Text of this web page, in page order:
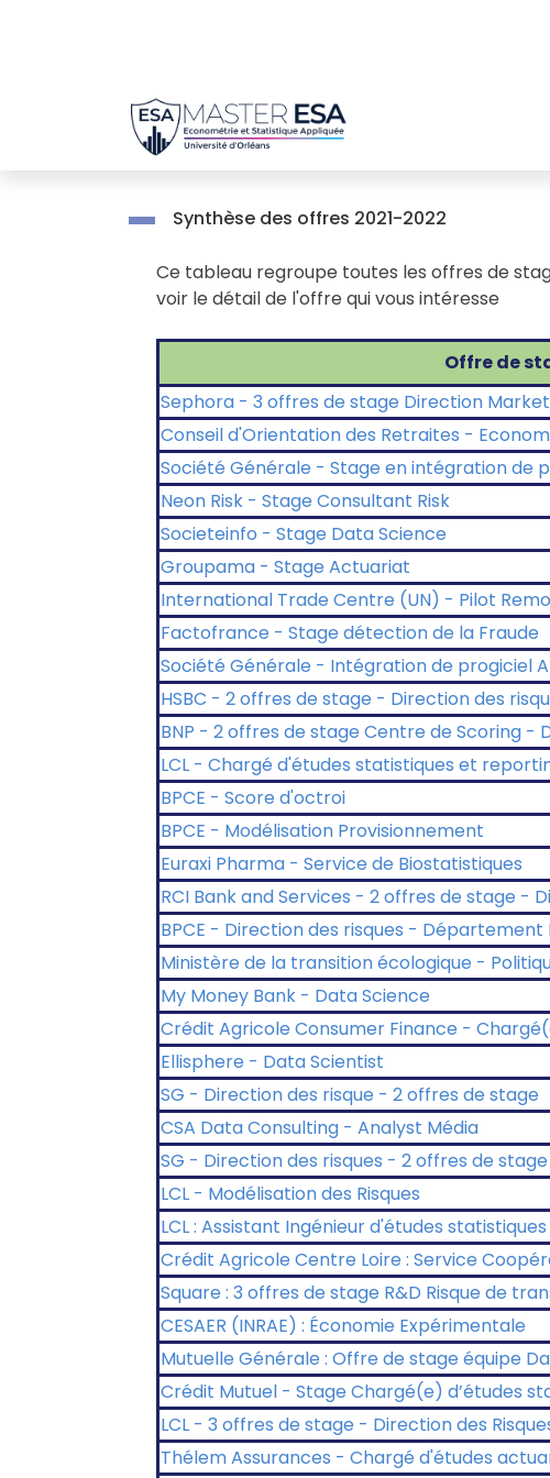
Synthèse des offres 2021-2022
Ce tableau regroupe toutes les offres de
voir le détail de l'offre qui vous intéresse
Offre de
Sephora - 3 offres de stage Direction
Conseil d'Orientation des Retraites -
Société Générale - Stage en intégration de
Neon Risk - Stage Consultant Risk
Societeinfo - Stage Data Science
Groupama - Stage Actuariat
International Trade Centre (UN) - Pilot
Factofrance - Stage détection de la Fraude
Société Générale - Intégration de progiciel
HSBC - 2 offres de stage - Direction des
BNP - 2 offres de stage Centre de Scoring -
LCL - Chargé d'études statistiques et
BPCE - Score d'octroi
BPCE - Modélisation Provisionnement
Euraxi Pharma - Service de Biostatistiques
RCI Bank and Services - 2 offres de stage -
BPCE - Direction des risques - Département
Ministère de la transition écologique -
My Money Bank - Data Science
Crédit Agricole Consumer Finance -
Ellisphere - Data Scientist
SG - Direction des risque - 2 offres de stage
CSA Data Consulting - Analyst Média
SG - Direction des risques - 2 offres de stage
LCL - Modélisation des Risques
LCL : Assistant Ingénieur d'études
Crédit Agricole Centre Loire : Service
Square : 3 offres de stage R&D Risque de
CESAER (INRAE) : Économie Expérimentale
Mutuelle Générale : Offre de stage équipe
Crédit Mutuel - Stage Chargé(e) d’études
LCL - 3 offres de stage - Direction des
Thélem Assurances - Chargé d'études